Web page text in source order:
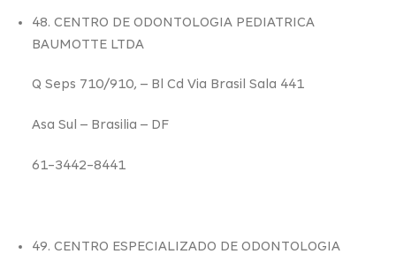
48. CENTRO DE ODONTOLOGIA PEDIATRICA
BAUMOTTE LTDA
Q Seps 710/910, – Bl Cd Via Brasil Sala 441
Asa Sul – Brasilia – DF
61-3442-8441
49. CENTRO ESPECIALIZADO DE ODONTOLOGIA